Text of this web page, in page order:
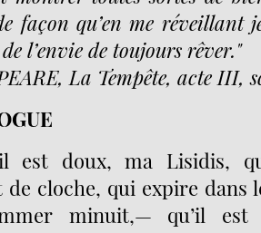
façon qu’en me réveillant
l’envie de toujours rêver."
La Tempête, acte III,
est doux, ma Lisidis,
cloche, qui expire dans
minuit,— qu’il